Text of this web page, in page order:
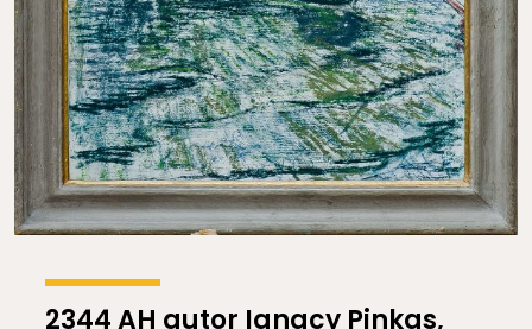
2344 AH autor Ignacy Pinkas,